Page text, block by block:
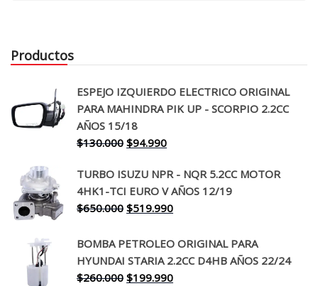
Productos
ESPEJO IZQUIERDO ELECTRICO ORIGINAL
PARA MAHINDRA PIK UP - SCORPIO 2.2CC
AÑOS 15/18
$130.000 El
original
era:
$130.000.
$94.990El
actual
es:
$94.990.
TURBO ISUZU NPR - NQR 5.2CC MOTOR
4HK1-TCI EURO V AÑOS 12/19
$650.000 El
original
era:
$650.000.
$519.990El
actual
es:
$519.990.
BOMBA PETROLEO ORIGINAL PARA
HYUNDAI STARIA 2.2CC D4HB AÑOS 22/24
$260.000 El
$199.990El